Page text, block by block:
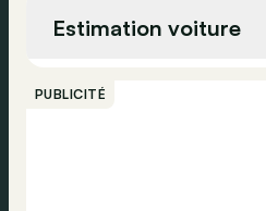
Assistance feux de route
Estimation voiture
PUBLICITÉ